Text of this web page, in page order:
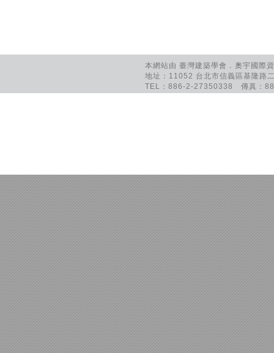
本網站由 臺灣建築學會．奧宇國
地址：11052 台北市信義區基隆路
TEL：886-2-27350338 傳真：